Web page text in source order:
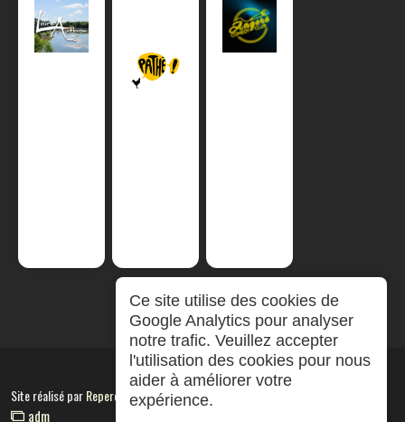
Site réalisé parRepereCom
adm
Ce site utilise des cookies de
Google Analytics pour analyser
notre trafic. Veuillez accepter
l'utilisation des cookies pour nous
aider à améliorer votre
expérience.